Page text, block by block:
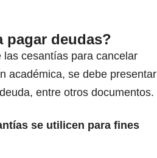
pagar deudas?
cesantías para cancelar
académica, se debe presentar
entre otros documentos.
se utilicen para fines